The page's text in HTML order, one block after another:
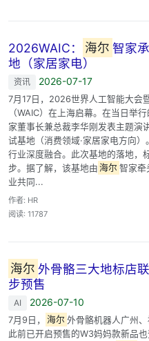
2026WAIC： 海尔 智家
地（家居家电）
资讯 2026-07-17
7月17日，2026世界人工智能大会
（WAIC）在上海启幕。在当日举
家董事长兼总裁李华刚发表主题演
试基地（消费领域·家居家电方向
行业深度融合。此次基地的落地，
步。据了解，该基地由 海尔 智家牵
业共同...
作者: HR
阅读: 11787
海尔 外骨骼三大地标店
步预售
AI 2026-07-10
7月9日， 海尔 外骨骼机器人广州
此前已开启预售的W3妈妈款新品